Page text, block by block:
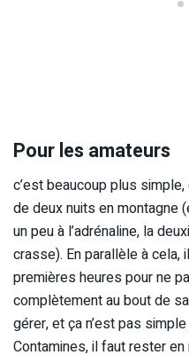
Pour les amateurs
c’est beaucoup plus
de deux nuits en montagne
un peu à l’adrénaline, la
crasse). En parallèle à
premières heures pour ne
complètement au bout de
gérer, et ça n’est pas
Contamines, il faut rester